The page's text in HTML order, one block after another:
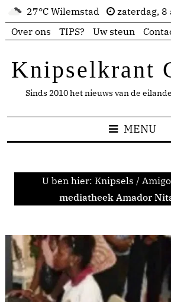
27°C Wilemstad
zaterdag, 8
Over ons
TIPS? Uw steun
Knipselkrant
Sinds 2010 het nieuws van de
MENU
U ben hier: Knipsels /
mediatheek Amador